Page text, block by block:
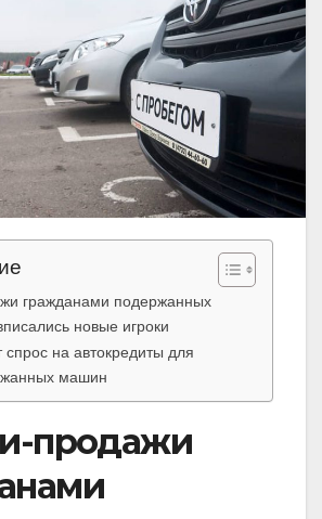
гражданами подержанных
новые игроки
спрос на автокредиты для
машин
продажи